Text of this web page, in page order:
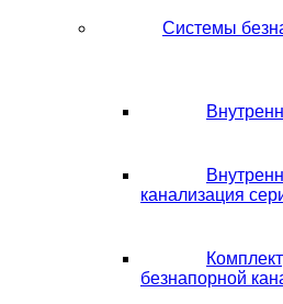
Системы
канализация
безнапорной